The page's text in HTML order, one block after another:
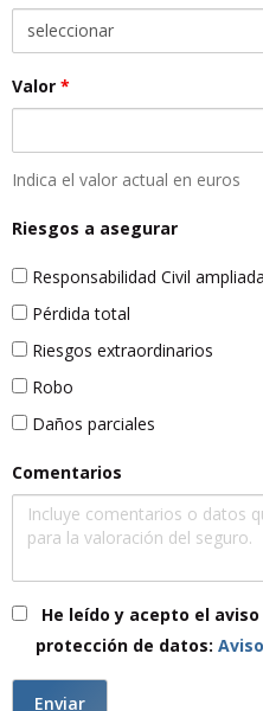
Valor *
Indica el valor actual en euros
Riesgos a asegurar
Responsabilidad Civil ampliada
Pérdida total
Riesgos extraordinarios
Robo
Daños parciales
Comentarios
He leído y acepto el
protección de datos: